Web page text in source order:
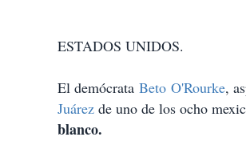
ESTADOS UNIDOS.
El demócrata Beto O'Rourke,
Juárez de uno de los ocho
blanco.